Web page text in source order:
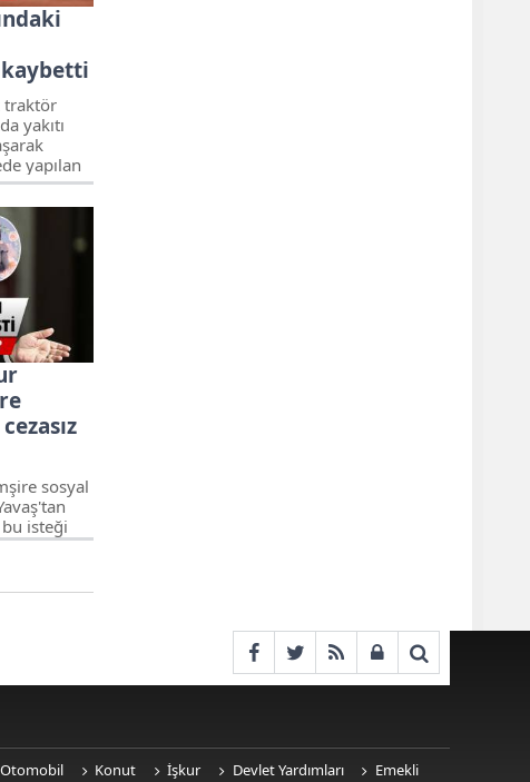
kaybetti
traktör
yakıtı
yapılan
5
sosyal
isteği
Altınok
Otomobil Konut İşkur Devlet Yardımları Emekli